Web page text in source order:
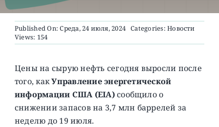
АКТУАЛЬНЫЕ
Published On: Среда, 24 июля, 2024 Categories:Новости
Views: 154
Цены на сырую нефть сегодня выросли после
того, какУправление энергетической
информации США (EIA)сообщило о
снижении запасов на 3,7 млн баррелей за
неделю до 19 июля.